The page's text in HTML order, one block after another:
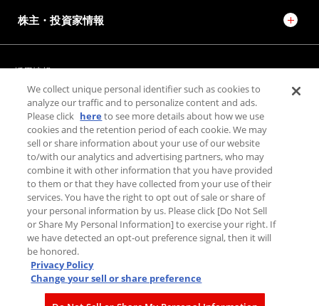
株主・投資家情報
採用情報 JTEKT STORIES
JTEKT SPORTS
JTEKT ENGINEERING JOURNAL
施設紹介
お問い合わせ
個人情報保護方針
利用規約
利用者情報の外部送信について
© JTEKT Corporation.
We collect unique personal identifier such as cookies to
analyze our traffic and to personalize content and ads.
Please click here to see more details about how we use
cookies and the retention period of each cookie. We may
sell or share information about your use of our website
to/with our analytics and advertising partners, who may
combine it with other information that you have provided
to them or that they have collected from your use of their
services. You have the right to opt out of sale or share of
your personal information by us. Please click [Do Not Sell
or Share My Personal Information] to exercise your right. If
we have detected an opt-out preference signal, then it will
be honored.
Privacy Policy
Change your sell or share preference